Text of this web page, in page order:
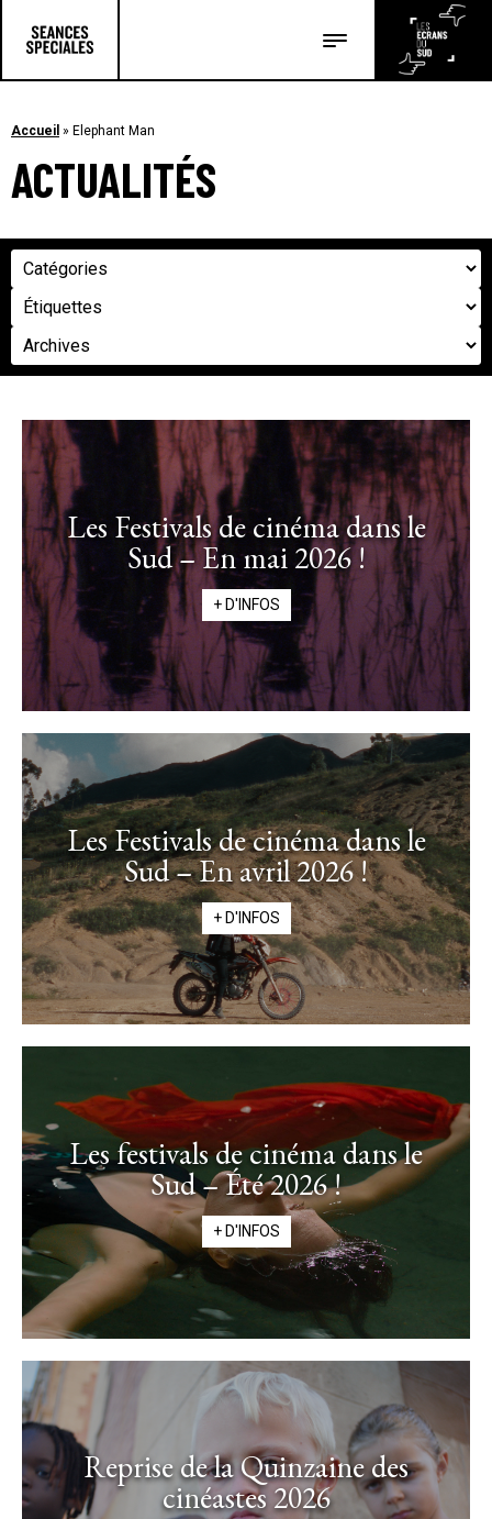
Les articles
Accueil » Elephant Man
ACTUALITÉS
Les Festivals de cinéma dans le
Sud – En mai 2026 !
+ D'INFOS
Les Festivals de cinéma dans le
Sud – En avril 2026 !
+ D'INFOS
Les festivals de cinéma dans le
Sud – Été 2026 !
+ D'INFOS
Reprise de la Quinzaine des
cinéastes 2026